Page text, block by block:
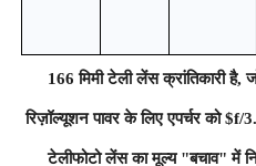
166 मिमी टेली लेंस क्रांतिकारी है,
रिज़ॉल्यूशन पावर के लिए एपर्चर को $f/
टेलीफोटो लेंस का मूल्य "बचाव" में